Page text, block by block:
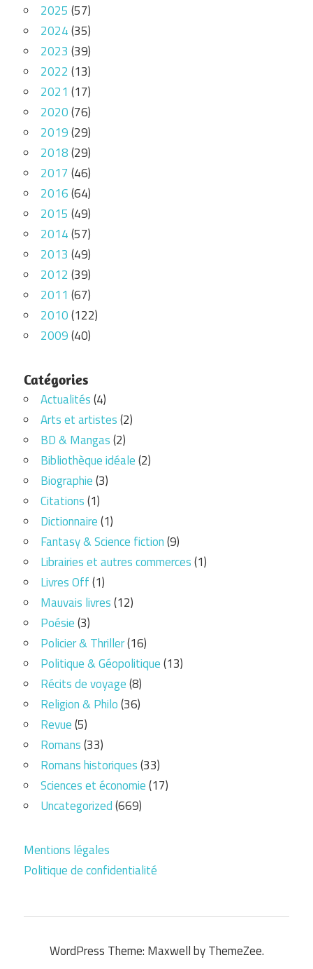
2025 (57)
2024(35)
2023 (39)
2022 (13)
2021 (17)
2020(76)
2019(29)
2018(29)
2017 (46)
2016(64)
2015 (49)
2014(57)
2013 (49)
2012 (39)
2011 (67)
2010(122)
2009(40)
Catégories
Actualités(4)
Arts et artistes(2)
BD & Mangas(2)
Bibliothèque idéale(2)
Biographie(3)
Citations(1)
Dictionnaire(1)
Fantasy & Science fiction(9)
Librairies et autres commerces(1)
Livres Off(1)
Mauvais livres(12)
Poésie(3)
Policier & Thriller(16)
Politique & Géopolitique(13)
Récits de voyage(8)
Religion & Philo(36)
Revue(5)
Romans(33)
Romans historiques(33)
Sciences et économie(17)
Uncategorized(669)
Mentions légales
Politique de confidentialité
WordPress Theme: Maxwell by ThemeZee.